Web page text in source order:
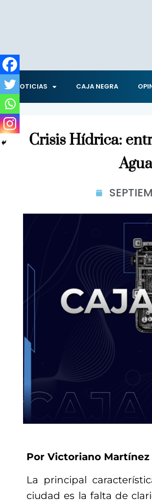
NOTICIAS CAJA NEGRA
Crisis Hídrica:
Por Victoriano Martínez
La principal
ciudad es la falta de